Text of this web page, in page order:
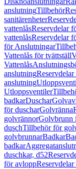
anslutningTillbehör
sanitärenheter
vattenlåsReservdelar
vattenlåsReservdelar
för Anslutningar
Vattenlås för tvättställ
Vattenlås
anslutning
anslutning
Utloppsventiler
badkarDuschar
för duscharGolvränna
golvrännorGolvbrunn
duschTillbehör för
golvbrunnarBadkar
badkar
duschkar, d52
för avlopp